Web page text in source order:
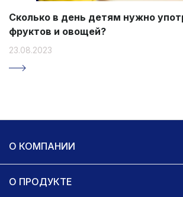
Сколько в день детям нужно
фруктов и овощей?
23.08.2023
О КОМПАНИИ
О ПРОДУКТЕ